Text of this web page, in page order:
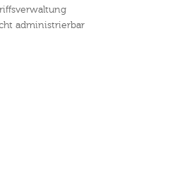
administrierbar